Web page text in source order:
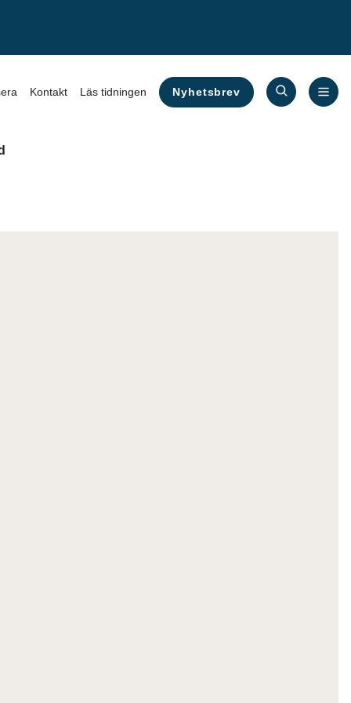
Kontakt Läs tidningen Nyhetsbrev